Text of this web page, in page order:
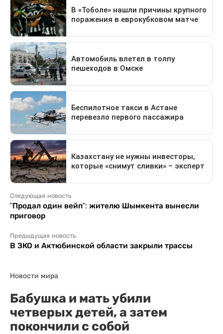
Следующая новость
"Продал один вейп": жителю Шымкента вынесли
приговор
Предыдущая новость
В ЗКО и Актюбинской области закрыли трассы
Новости мира
Бабушка и мать убили
четверых детей, а затем
покончили с собой